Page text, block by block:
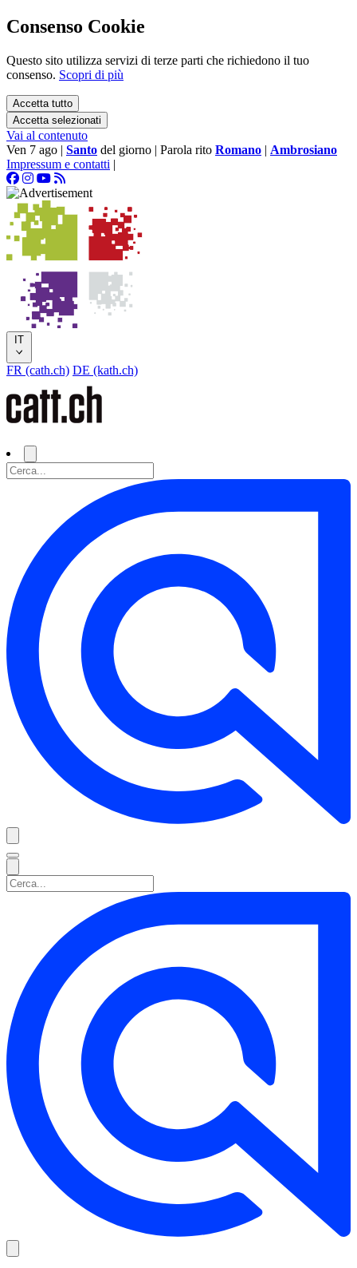
Consenso Cookie
Questo sito utilizza servizi di terze parti che richiedono il tuo
consenso. Scopri di più
Accetta tutto
Accetta selezionati
Vai al contenuto
Ven 7 ago | Santo del giorno | Parola rito Romano | Ambrosiano
Impressum e contatti |
IT
FR (cath.ch) DE (kath.ch)